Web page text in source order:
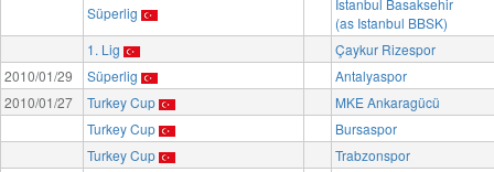
Süperlig
(as Istanbul BBSK)
1. Lig
Çaykur Rizespor
2010/01/29
Süperlig
Antalyaspor
2010/01/27
Turkey Cup
MKE Ankaragücü
Turkey Cup
Bursaspor
Turkey Cup
Trabzonspor